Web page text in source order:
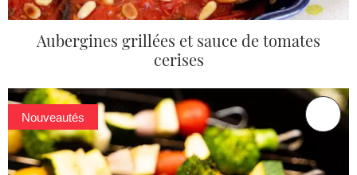
Aubergines grillées et sauce de tomates
cerises
Nouveautés